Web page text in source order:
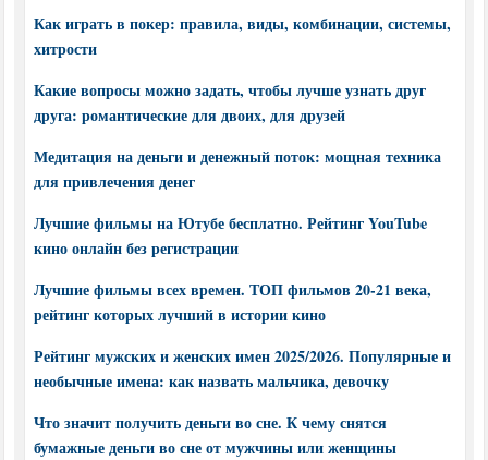
Как играть в покер: правила, виды, комбинации, системы,
хитрости
Какие вопросы можно задать, чтобы лучше узнать друг
друга: романтические для двоих, для друзей
Медитация на деньги и денежный поток: мощная техника
для привлечения денег
Лучшие фильмы на Ютубе бесплатно. Рейтинг YouTube
кино онлайн без регистрации
Лучшие фильмы всех времен. ТОП фильмов 20-21 века,
рейтинг которых лучший в истории кино
Рейтинг мужских и женских имен 2025/2026. Популярные и
необычные имена: как назвать мальчика, девочку
Что значит получить деньги во сне. К чему снятся
бумажные деньги во сне от мужчины или женщины